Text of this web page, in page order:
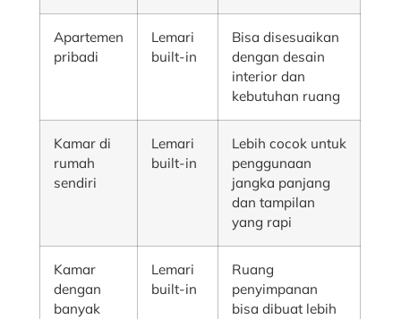
Apartemen
pribadi
Lemari
built-in
Bisa disesuaikan
dengan desain
interior dan
kebutuhan ruang
Kamar di
rumah
sendiri
Lemari
built-in
Lebih cocok untuk
penggunaan
jangka panjang
dan tampilan
yang rapi
Kamar
dengan
banyak
Lemari
built-in
Ruang
penyimpanan
bisa dibuat lebih